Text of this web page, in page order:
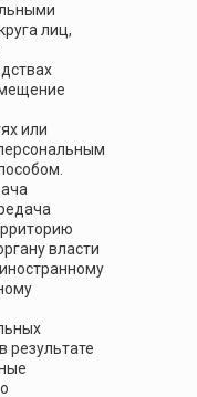
лиц,
или
власти
результате